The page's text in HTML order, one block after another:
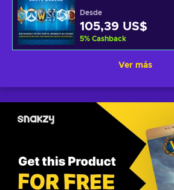
Desde
105,39 US$
5% Cashback
Ver más